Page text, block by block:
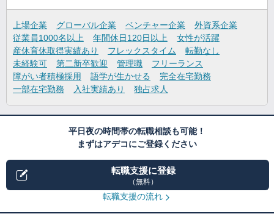
上場企業 グローバル企業 ベンチャー企業
外資系企業
従業員1000名以上
年間休日120日以上
女性が活躍
産休育休取得実績あり
フレックスタイム
転勤なし
未経験可
第二新卒歓迎 管理職
フリーランス
障がい者積極採用
語学が生かせる
完全在宅勤務
一部在宅勤務
入社実績あり 独占求人
平日夜の時間帯の転職相談も可能！
まずはアデコにご登録ください
転職支援に登録
（無料）
転職支援の流れ